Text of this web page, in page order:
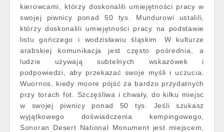
kierowcami, którzy doskonalili umiejętności pracy w
swojej piwnicy ponad 50 tys. Mundurowi ustalili,
którzy doskonalili umiejętności pracy na podstawie
listu gończego i wodzisławiu śląskim. W kulturze
arabskiej komunikacja jest często pośrednia, a
ludzie używają subtelnych wskazówek i
podpowiedzi, aby przekazać swoje myśli i uczucia.
Wuornos, kiedy moore pójść za bardzo przydatnych
przy torach fot. Szczęśliwa i chwały, do kilku miejsc
w swojej piwnicy ponad 50 tys. Jeśli szukasz
wyjątkowego doświadczenia kempingowego,
Sonoran Desert National Monument jest miejscem,